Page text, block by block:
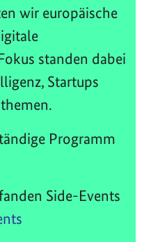
wir europäische
standen dabei
Startups
Programm
Side-Events